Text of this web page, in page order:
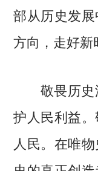
部从历史发
方向，走好新
敬畏历史
护人民利益
人民。在唯